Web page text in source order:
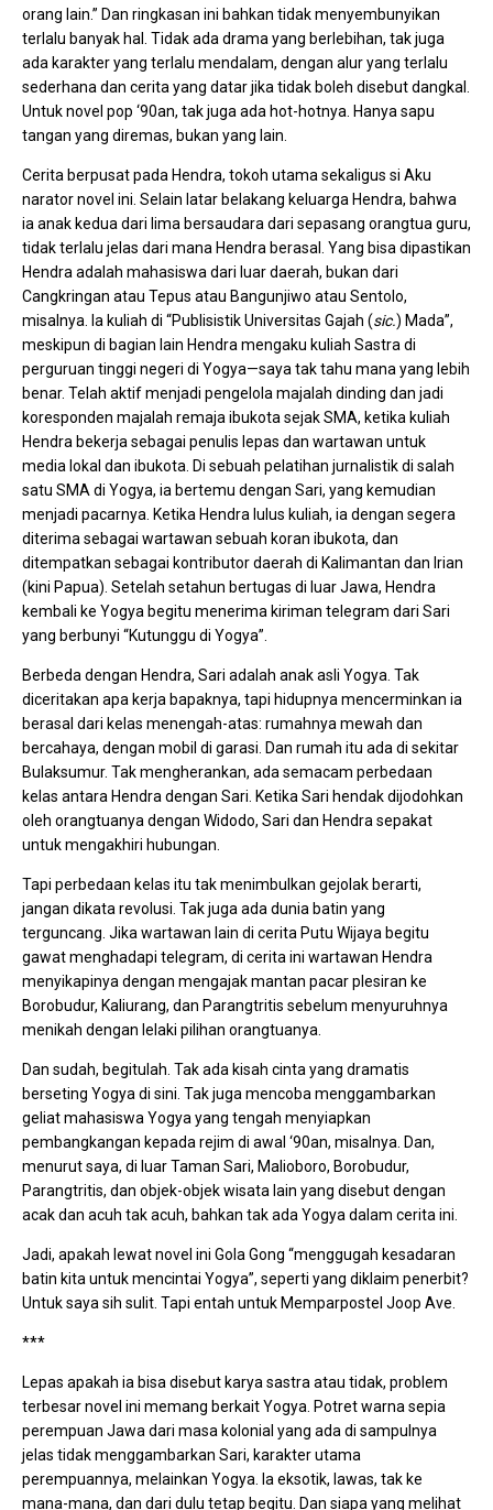
orang lain.” Dan ringkasan ini bahkan tidak menyembunyikan
terlalu banyak hal. Tidak ada drama yang berlebihan, tak juga
ada karakter yang terlalu mendalam, dengan alur yang terlalu
sederhana dan cerita yang datar jika tidak boleh disebut dangkal.
Untuk novel pop ‘90an, tak juga ada hot-hotnya. Hanya sapu
tangan yang diremas, bukan yang lain.
Cerita berpusat pada Hendra, tokoh utama sekaligus si Aku
narator novel ini. Selain latar belakang keluarga Hendra, bahwa
ia anak kedua dari lima bersaudara dari sepasang orangtua guru,
tidak terlalu jelas dari mana Hendra berasal. Yang bisa dipastikan
Hendra adalah mahasiswa dari luar daerah, bukan dari
Cangkringan atau Tepus atau Bangunjiwo atau Sentolo,
misalnya. Ia kuliah di “Publisistik Universitas Gajah (sic.) Mada”,
meskipun di bagian lain Hendra mengaku kuliah Sastra di
perguruan tinggi negeri di Yogya—saya tak tahu mana yang lebih
benar. Telah aktif menjadi pengelola majalah dinding dan jadi
koresponden majalah remaja ibukota sejak SMA, ketika kuliah
Hendra bekerja sebagai penulis lepas dan wartawan untuk
media lokal dan ibukota. Di sebuah pelatihan jurnalistik di salah
satu SMA di Yogya, ia bertemu dengan Sari, yang kemudian
menjadi pacarnya. Ketika Hendra lulus kuliah, ia dengan segera
diterima sebagai wartawan sebuah koran ibukota, dan
ditempatkan sebagai kontributor daerah di Kalimantan dan Irian
(kini Papua). Setelah setahun bertugas di luar Jawa, Hendra
kembali ke Yogya begitu menerima kiriman telegram dari Sari
yang berbunyi “Kutunggu di Yogya”.
Berbeda dengan Hendra, Sari adalah anak asli Yogya. Tak
diceritakan apa kerja bapaknya, tapi hidupnya mencerminkan ia
berasal dari kelas menengah-atas: rumahnya mewah dan
bercahaya, dengan mobil di garasi. Dan rumah itu ada di sekitar
Bulaksumur. Tak mengherankan, ada semacam perbedaan
kelas antara Hendra dengan Sari. Ketika Sari hendak dijodohkan
oleh orangtuanya dengan Widodo, Sari dan Hendra sepakat
untuk mengakhiri hubungan.
Tapi perbedaan kelas itu tak menimbulkan gejolak berarti,
jangan dikata revolusi. Tak juga ada dunia batin yang
terguncang. Jika wartawan lain di cerita Putu Wijaya begitu
gawat menghadapi telegram, di cerita ini wartawan Hendra
menyikapinya dengan mengajak mantan pacar plesiran ke
Borobudur, Kaliurang, dan Parangtritis sebelum menyuruhnya
menikah dengan lelaki pilihan orangtuanya.
Dan sudah, begitulah. Tak ada kisah cinta yang dramatis
berseting Yogya di sini. Tak juga mencoba menggambarkan
geliat mahasiswa Yogya yang tengah menyiapkan
pembangkangan kepada rejim di awal ‘90an, misalnya. Dan,
menurut saya, di luar Taman Sari, Malioboro, Borobudur,
Parangtritis, dan objek-objek wisata lain yang disebut dengan
acak dan acuh tak acuh, bahkan tak ada Yogya dalam cerita ini.
Jadi, apakah lewat novel ini Gola Gong “menggugah kesadaran
batin kita untuk mencintai Yogya”, seperti yang diklaim penerbit?
Untuk saya sih sulit. Tapi entah untuk Memparpostel Joop Ave.
***
Lepas apakah ia bisa disebut karya sastra atau tidak, problem
terbesar novel ini memang berkait Yogya. Potret warna sepia
perempuan Jawa dari masa kolonial yang ada di sampulnya
jelas tidak menggambarkan Sari, karakter utama
perempuannya, melainkan Yogya. Ia eksotik, lawas, tak ke
mana-mana, dan dari dulu tetap begitu. Dan siapa yang melihat